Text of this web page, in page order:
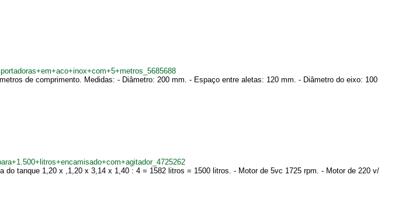
de comprimento. Medidas: - Diâmetro: 200 mm. - Espaço entre aletas: 120 mm. - Diâmetro do eixo: 100
do tanque 1,20 x ,1,20 x 3,14 x 1,40 : 4 = 1582 litros = 1500 litros. - Motor de 5vc 1725 rpm. - Motor de 220 v/